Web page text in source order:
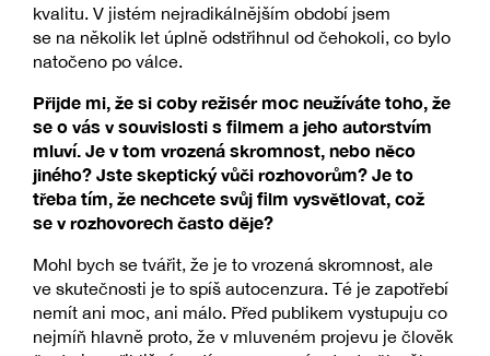
kvalitu. V jistém nejradikálnějším období jsem
se na několik let úplně odstřihnul od čehokoli, co bylo
natočeno po válce.
Přijde mi, že si coby režisér moc neužíváte toho, že
se o vás v souvislosti s filmem a jeho autorstvím
mluví. Je v tom vrozená skromnost, nebo něco
jiného? Jste skeptický vůči rozhovorům? Je to
třeba tím, že nechcete svůj film vysvětlovat, což
se v rozhovorech často děje?
Mohl bych se tvářit, že je to vrozená skromnost, ale
ve skutečnosti je to spíš autocenzura. Té je zapotřebí
nemít ani moc, ani málo. Před publikem vystupuju co
nejmíň hlavně proto, že v mluveném projevu je člověk